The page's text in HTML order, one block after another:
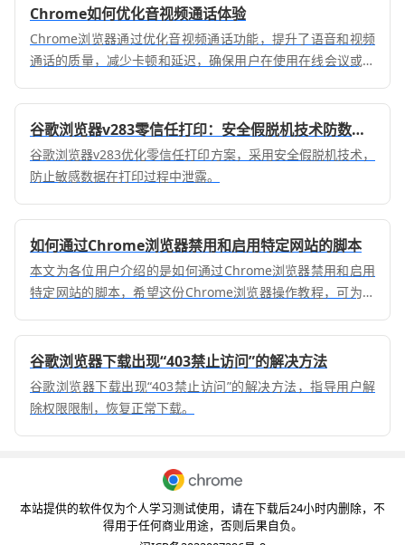
Chrome如何优化音视频通话体验
Chrome浏览器通过优化音视频通话功能，提升了语音和视频
通话的质量，减少卡顿和延迟，确保用户在使用在线会议或通
谷歌浏览器v283零信任打印：安全假脱机技术防数据泄露
谷歌浏览器v283优化零信任打印方案，采用安全假脱机技术，
防止敏感数据在打印过程中泄露。
如何通过Chrome浏览器禁用和启用特定网站的脚本
本文为各位用户介绍的是如何通过Chrome浏览器禁用和启用
特定网站的脚本，希望这份Chrome浏览器操作教程，可为各
谷歌浏览器下载出现“403禁止访问”的解决方法
谷歌浏览器下载出现“403禁止访问”的解决方法，指导用户解
除权限限制，恢复正常下载。
本站提供的软件仅为个人学习测试使用，请在下载后24小时内删除，不
得用于任何商业用途，否则后果自负。